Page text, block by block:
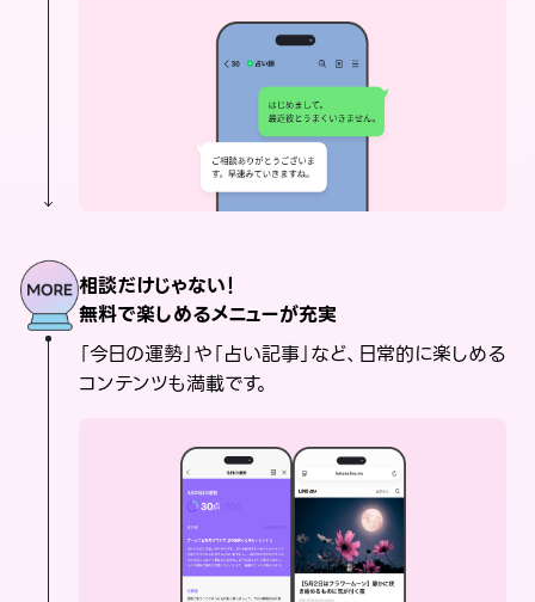
相談だけじゃない！
無料で楽しめるメニューが充実
「今日の運勢」や「占い記事」など、日常的に楽しめる
コンテンツも満載です。